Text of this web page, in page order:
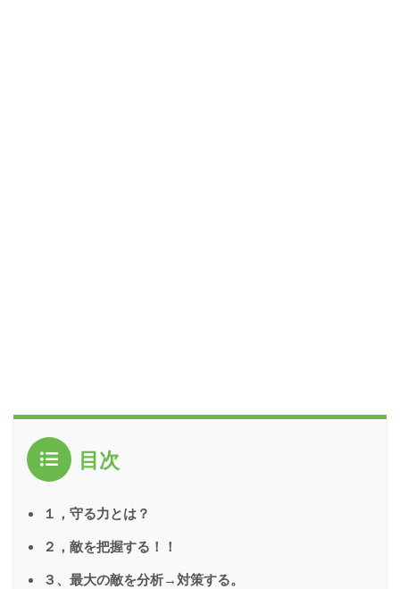
目次
１，守る力とは？
２，敵を把握する！！
３、最大の敵を分析→対策する。